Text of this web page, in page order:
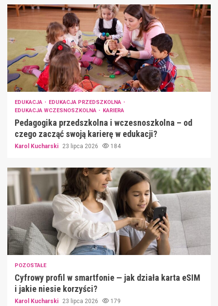
EDUKACJA
EDUKACJA PRZEDSZKOLNA
EDUKACJA WCZESNOSZKOLNA
KARIERA
Pedagogika przedszkolna i wczesnoszkolna – od
czego zacząć swoją karierę w edukacji?
Karol Kucharski 23 lipca 2026 184
POZOSTAŁE
Cyfrowy profil w smartfonie — jak działa karta eSIM
i jakie niesie korzyści?
Karol Kucharski 23 lipca 2026 179